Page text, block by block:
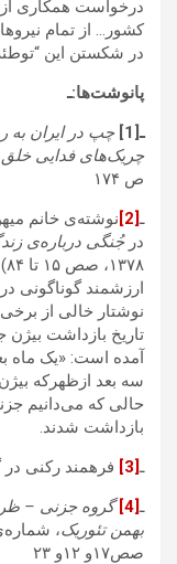
درخواست همکاری
کشور… از تمام
در شکستن این
پانوشت‌ها:ـ
ـ[1]
چپ در ایران به
چریک‌های فدایی خلق
ص ۱۷۴
ـ[2] نوشته‌ی خانم
درجُنگی درباره‌ی
ارزشمند گوناگونی
نوشتار خالی از
سه بعد ازظهرکه
بازداشت شدند.
ـ[3]
فرهمند رکنی در گفتگو
ـ[4]
بهمن تئوریک
صص۱۷و ۱۲و ۲۳